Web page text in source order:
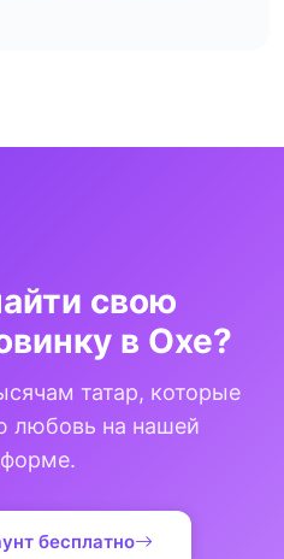
свою
в Охе?
татар, которые
любовь на нашей
бесплатно